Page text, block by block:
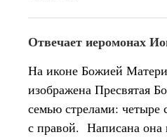
Отвечает иеромонах
На иконе Божией
изображена Пресвятая
семью стрелами: четыре
с правой. Написана она